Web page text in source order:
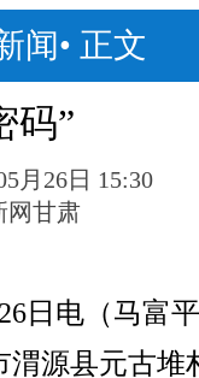
闻• 正文
码”
月26日 15:30
网甘肃
电（马富
渭源县元古堆